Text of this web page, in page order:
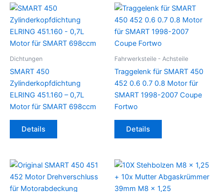
Dichtungen
SMART 450
Zylinderkopfdichtung
ELRING 451.160 – 0,7L
Motor für SMART 698ccm
Details
Fahrwerksteile - Achsteile
Traggelenk für SMART 450
452 0.6 0.7 0.8 Motor für
SMART 1998-2007 Coupe
Fortwo
Details